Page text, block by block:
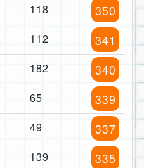
118 350
112 341
182 340
65 339
49 337
139 335